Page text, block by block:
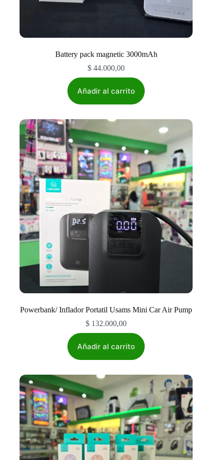
Battery pack magnetic 3000mAh
$ 44.000,00
Añadir al carrito
Powerbank/ Inflador Portatil Usams Mini Car Air Pump
$ 132.000,00
Añadir al carrito